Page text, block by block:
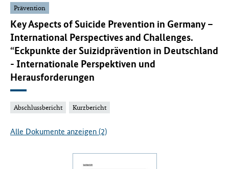
Prävention
Key Aspects of Suicide Prevention in Germany –
International Perspectives and Challenges.
“Eckpunkte der Suizidprävention in Deutschland
- Internationale Perspektiven und
Herausforderungen
Abschlussbericht Kurzbericht
Alle Dokumente anzeigen (2)